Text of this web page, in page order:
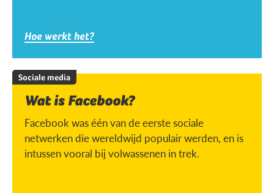
Hoe werkt het?
Sociale media
Wat is Facebook?
Facebook was één van de eerste sociale
netwerken die wereldwijd populair werden, en is
intussen vooral bij volwassenen in trek.